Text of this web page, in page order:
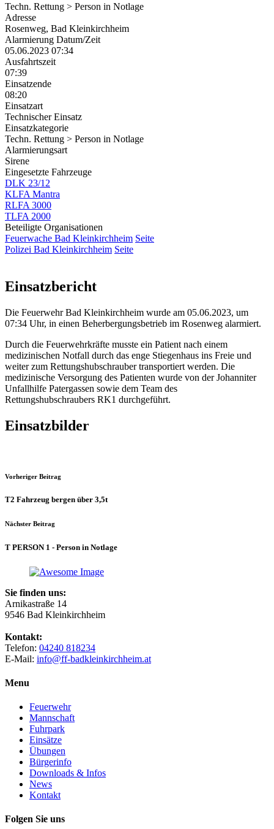
Techn. Rettung > Person in Notlage
Adresse
Rosenweg, Bad Kleinkirchheim
Alarmierung Datum/Zeit
05.06.2023 07:34
Ausfahrtszeit
07:39
Einsatzende
08:20
Einsatzart
Technischer Einsatz
Einsatzkategorie
Techn. Rettung > Person in Notlage
Alarmierungsart
Sirene
Eingesetzte Fahrzeuge
DLK 23/12
KLFA Mantra
RLFA 3000
TLFA 2000
Beteiligte Organisationen
Feuerwache Bad Kleinkirchheim Seite
Polizei Bad Kleinkirchheim Seite
Einsatzbericht
Die Feuerwehr Bad Kleinkirchheim wurde am 05.06.2023, um
07:34 Uhr, in einen Beherbergungsbetrieb im Rosenweg alarmiert.
Durch die Feuerwehrkräfte musste ein Patient nach einem
medizinischen Notfall durch das enge Stiegenhaus ins Freie und
weiter zum Rettungshubschrauber transportiert werden. Die
medizinische Versorgung des Patienten wurde von der Johanniter
Unfallhilfe Patergassen sowie dem Team des
Rettungshubschraubers RK1 durchgeführt.
Einsatzbilder
Vorheriger Beitrag
T2 Fahrzeug bergen über 3,5t
Nächster Beitrag
T PERSON 1 - Person in Notlage
Sie finden uns:
Arnikastraße 14
9546 Bad Kleinkirchheim
Kontakt:
Telefon: 04240 818234
E-Mail: info@ff-badkleinkirchheim.at
Menu
Feuerwehr
Mannschaft
Fuhrpark
Einsätze
Übungen
Bürgerinfo
Downloads & Infos
News
Kontakt
Folgen Sie uns